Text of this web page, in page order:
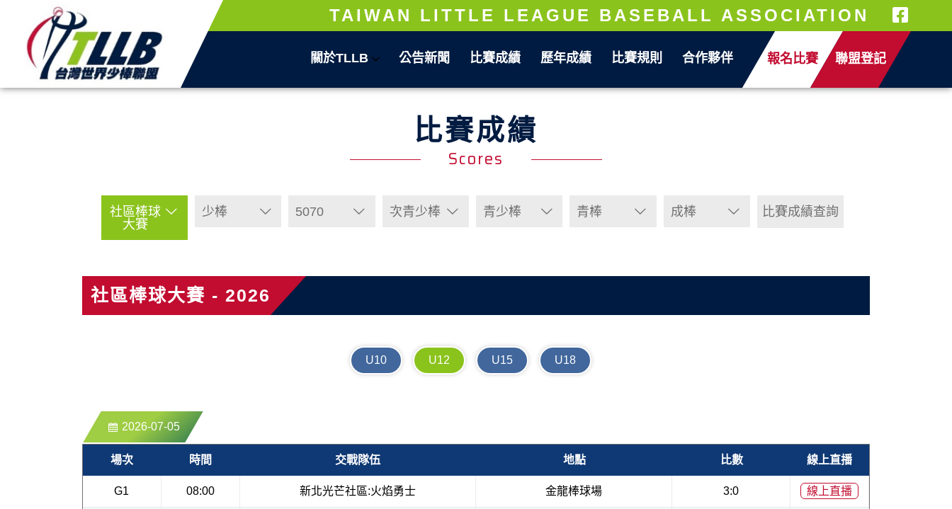
TAIWAN LITTLE LEAGUE BASEBALL ASSOCIATION
關於TLLB 公告新聞 比賽成績 歷年成績 比賽規則 合作夥伴 報名比賽 聯盟登記
比賽成績
Scores
社區棒球
大賽
少棒 5070 次青少棒 青少棒 青棒 成棒 比賽成績查詢
社區棒球大賽 - 2026
U10 U12 U15 U18
2026-07-05
場次 時間 交戰隊伍 地點 比數 線上直播
G1 08:00 新北光芒社區:火焰勇士 金龍棒球場 3:0 線上直播